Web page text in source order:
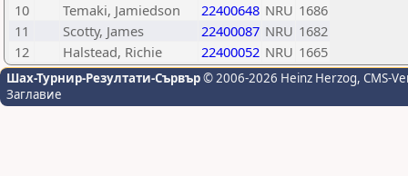
10
Temaki, Jamiedson 22400648 NRU 1686
11
Scotty, James 22400087 NRU 1682
12
Halstead, Richie 22400052 NRU 1665
Шах-Турнир-Резултати-Сървър© 2006-2026 Heinz Herzog, CMS-
Заглавие